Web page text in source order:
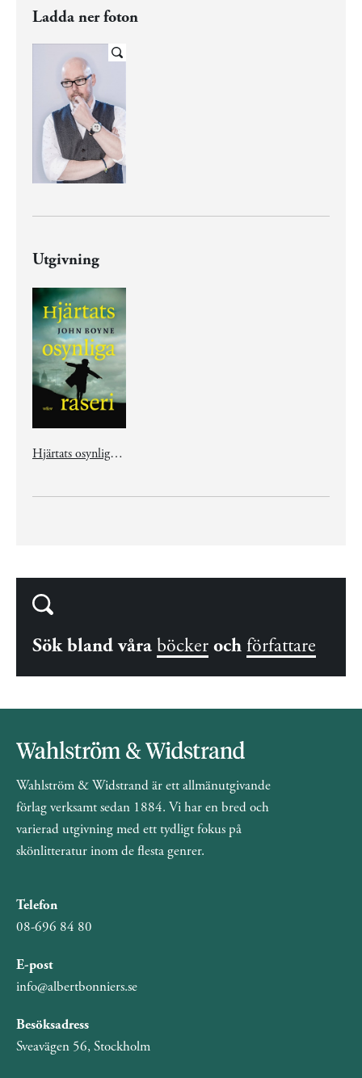
Ladda ner foton
Utgivning
Hjärtats osynliga raseri
Sök bland våra böcker och författare
Wahlström & Widstrand är ett allmänutgivande
förlag verksamt sedan 1884. Vi har en bred och
varierad utgivning med ett tydligt fokus på
skönlitteratur inom de flesta genrer.
Telefon
08-696 84 80
E-post
info@albertbonniers.se
Besöksadress
Sveavägen 56, Stockholm